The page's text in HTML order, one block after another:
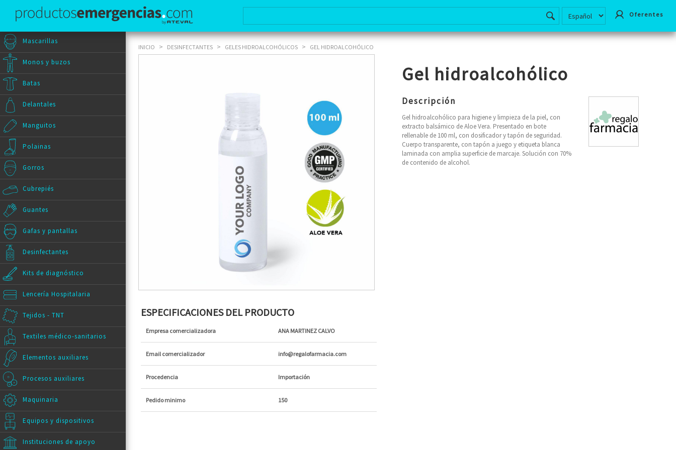
Oferentes
Mascarillas
Monos y buzos
Batas
Delantales
Manguitos
Polainas
Gorros
Cubrepiés
Guantes
Gafas y pantallas
Desinfectantes
Kits de diagnóstico
Lencería Hospitalaria
Tejidos - TNT
Textiles médico-sanitarios
Elementos auxiliares
Procesos auxiliares
Maquinaria
Equipos y dispositivos
Instituciones de apoyo
INICIO > DESINFECTANTES > GELES HIDROALCOHÓLICOS > GEL HIDROALCOHÓLICO
ESPECIFICACIONES DEL PRODUCTO
Empresa comercializadora ANA MARTINEZ CALVO
Email comercializador info@regalofarmacia.com
Procedencia Importación
Pedido minimo 150
Gel hidroalcohólico
Descripción
Gel hidroalcohólico para higiene y limpieza de la piel, con
extracto balsámico de Aloe Vera. Presentado en bote
rellenable de 100 ml, con dosificador y tapón de seguridad.
Cuerpo transparente, con tapón a juego y etiqueta blanca
laminada con amplia superficie de marcaje. Solución con 70%
de contenido de alcohol.